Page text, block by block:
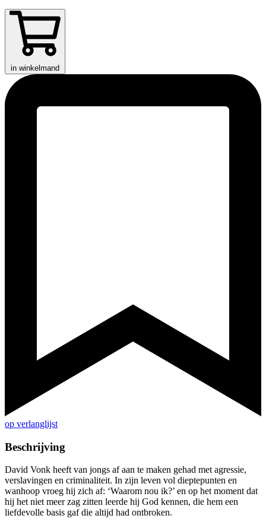
in winkelmand
op verlanglijst
Beschrijving
David Vonk heeft van jongs af aan te maken gehad met agressie,
verslavingen en criminaliteit. In zijn leven vol dieptepunten en
wanhoop vroeg hij zich af: ‘Waarom nou ik?’ en op het moment dat
hij het niet meer zag zitten leerde hij God kennen, die hem een
liefdevolle basis gaf die altijd had ontbroken.